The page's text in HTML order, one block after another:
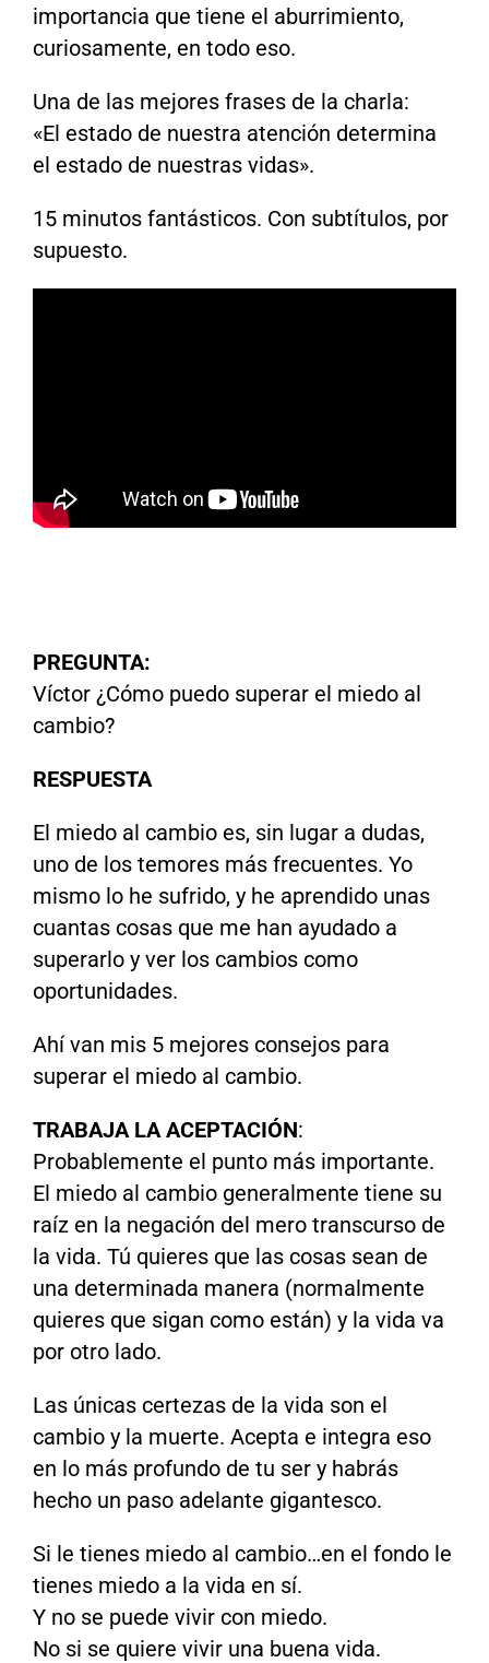
importancia que tiene el aburrimiento,
curiosamente, en todo eso.
Una de las mejores frases de la charla:
«El estado de nuestra atención determina
el estado de nuestras vidas».
15 minutos fantásticos. Con subtítulos, por
supuesto.
PREGUNTA:
Víctor ¿Cómo puedo superar el miedo al
cambio?
RESPUESTA
El miedo al cambio es, sin lugar a dudas,
uno de los temores más frecuentes. Yo
mismo lo he sufrido, y he aprendido unas
cuantas cosas que me han ayudado a
superarlo y ver los cambios como
oportunidades.
Ahí van mis 5 mejores consejos para
superar el miedo al cambio.
TRABAJA LA ACEPTACIÓN:
Probablemente el punto más importante.
El miedo al cambio generalmente tiene su
raíz en la negación del mero transcurso de
la vida. Tú quieres que las cosas sean de
una determinada manera (normalmente
quieres que sigan como están) y la vida va
por otro lado.
Las únicas certezas de la vida son el
cambio y la muerte. Acepta e integra eso
en lo más profundo de tu ser y habrás
hecho un paso adelante gigantesco.
Si le tienes miedo al cambio…en el fondo le
tienes miedo a la vida en sí.
Y no se puede vivir con miedo.
No si se quiere vivir una buena vida.